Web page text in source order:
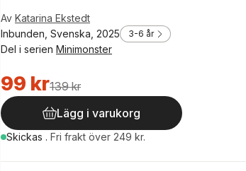
Av Katarina Ekstedt
Inbunden, Svenska, 2025
3-6 år
Del i serien Minimonster
99 kr139 kr
Lägg i varukorg
Skickas . Fri frakt över 249 kr.